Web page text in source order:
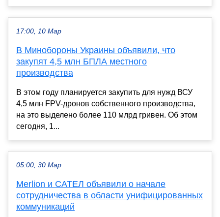
17:00, 10 Мар
В Минобороны Украины объявили, что
закупят 4,5 млн БПЛА местного
производства
В этом году планируется закупить для нужд ВСУ
4,5 млн FPV-дронов собственного производства,
на это выделено более 110 млрд гривен. Об этом
сегодня, 1...
05:00, 30 Мар
Merlion и САТЕЛ объявили о начале
сотрудничества в области унифицированных
коммуникаций